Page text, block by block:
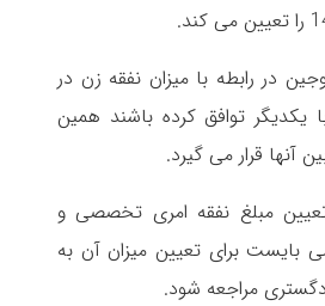
در رابطه با میزان نفقه زن در
قبل با یکدیگر توافق کرده باشند همین
آنها قرار می گیرد.
مبلغ نفقه امری تخصصی و
برای تعیین میزان آن به
مراجعه شود.